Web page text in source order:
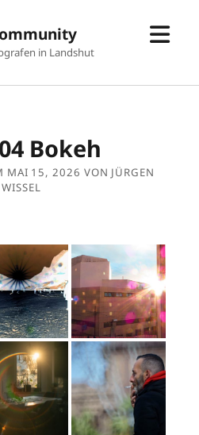
in Landshut
Bokeh
MAI 15, 2026 VON JÜRGEN
WISSEL